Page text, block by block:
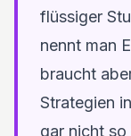
flüssiger
nennt man
braucht
Strategien
gar nicht so